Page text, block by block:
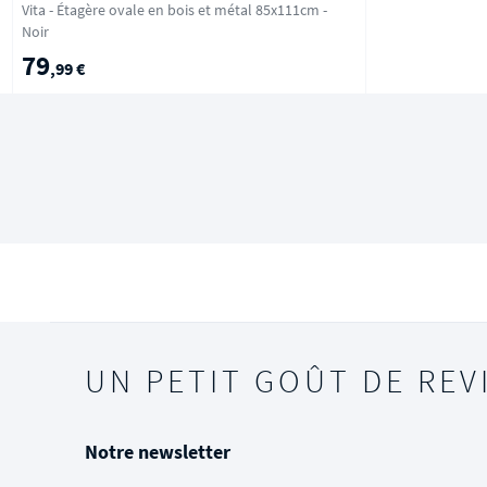
Vita - Étagère ovale en bois et métal 85x111cm -
Noir
79,99 €
UN PETIT GOÛT DE
Notre newsletter